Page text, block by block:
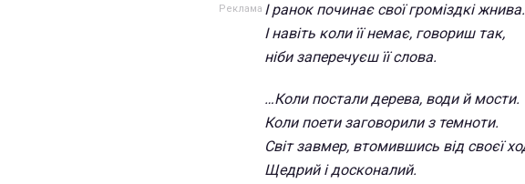
І ранок починає свої громіздкі жнива.
І навіть коли її немає, говориш так,
ніби заперечуєш її слова.
…Коли постали дерева, води й мости.
Коли поети заговорили з темноти.
Світ завмер, втомившись від своєї
Щедрий і досконалий.